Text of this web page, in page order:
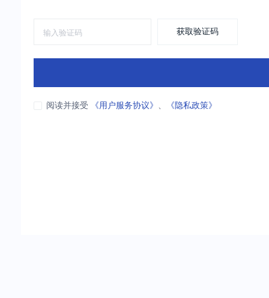
获取验证码
阅读并接受 《用户服务协议》 、 《隐私政策》